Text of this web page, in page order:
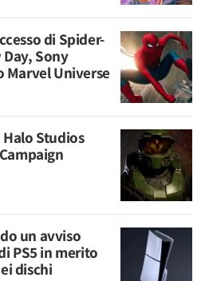
di Spider-
Sony
Marvel Universe
Studios
un avviso
PS5 in merito
dischi